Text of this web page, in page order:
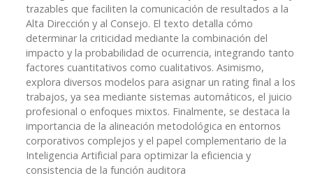
trazables que faciliten la comunicación de resultados a la
Alta Dirección y al Consejo. El texto detalla cómo
determinar la criticidad mediante la combinación del
impacto y la probabilidad de ocurrencia, integrando tanto
factores cuantitativos como cualitativos. Asimismo,
explora diversos modelos para asignar un rating final a los
trabajos, ya sea mediante sistemas automáticos, el juicio
profesional o enfoques mixtos. Finalmente, se destaca la
importancia de la alineación metodológica en entornos
corporativos complejos y el papel complementario de la
Inteligencia Artificial para optimizar la eficiencia y
consistencia de la función auditora